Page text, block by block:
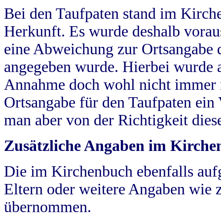
Bei den Taufpaten stand im
Herkunft. Es wurde deshalb
eine Abweichung zur
angegeben wurde. Hierbei wurde
Annahme doch wohl nicht
Ortsangabe für den Taufpaten
man aber von der Richtigkeit
Zusätzliche Angaben im
Die im Kirchenbuch ebenfalls
Eltern oder weitere Angaben wie
übernommen.